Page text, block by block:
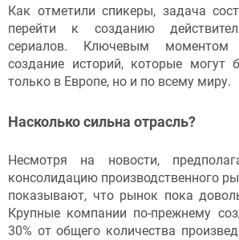
Как отметили спикеры, задача
перейти к созданию
сериалов. Ключевым моментом
создание историй, которые могут
только в Европе, но и по всему миру.
Насколько сильна отрасль?
Несмотря на новости,
консолидацию производственного
показывают, что рынок пока
Крупные компании по-прежнему
30% от общего количества